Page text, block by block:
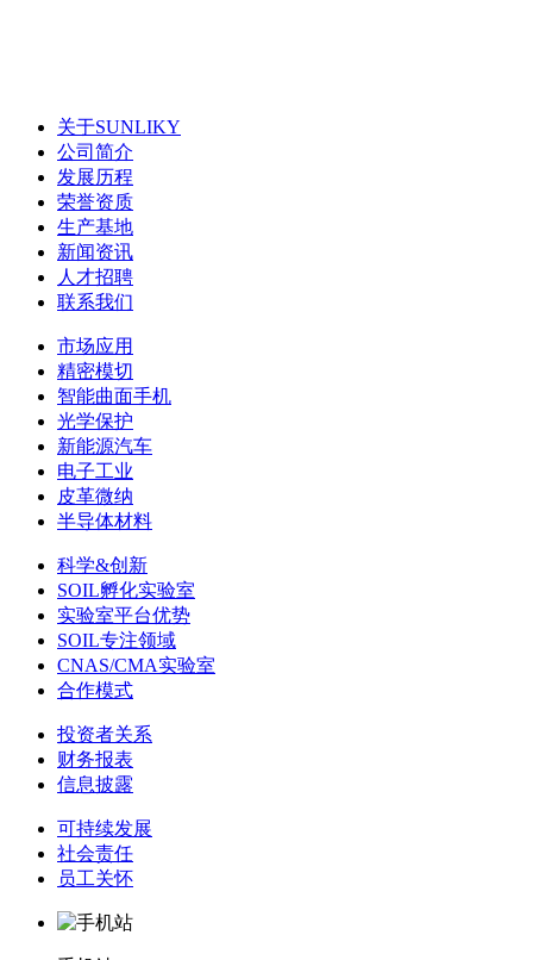
关于SUNLIKY
公司简介
发展历程
荣誉资质
生产基地
新闻资讯
人才招聘
联系我们
市场应用
精密模切
智能曲面手机
光学保护
新能源汽车
电子工业
皮革微纳
半导体材料
科学&创新
SOIL孵化实验室
实验室平台优势
SOIL专注领域
CNAS/CMA实验室
合作模式
投资者关系
财务报表
信息披露
可持续发展
社会责任
员工关怀